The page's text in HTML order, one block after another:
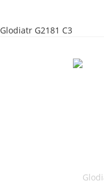
Glodiatr G2181 C3